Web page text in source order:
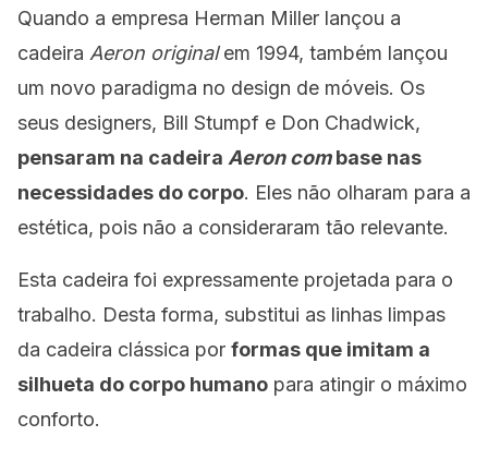
Quando a empresa Herman Miller lançou a
cadeira Aeron originalem 1994, também lançou
um novo paradigma no design de móveis. Os
seus designers, Bill Stumpf e Don Chadwick,
pensaram na cadeira Aeron combase nas
necessidades do corpo. Eles não olharam para a
estética, pois não a consideraram tão relevante.
Esta cadeira foi expressamente projetada para o
trabalho. Desta forma, substitui as linhas limpas
da cadeira clássica por formas que imitam a
silhueta do corpo humano para atingir o máximo
conforto.